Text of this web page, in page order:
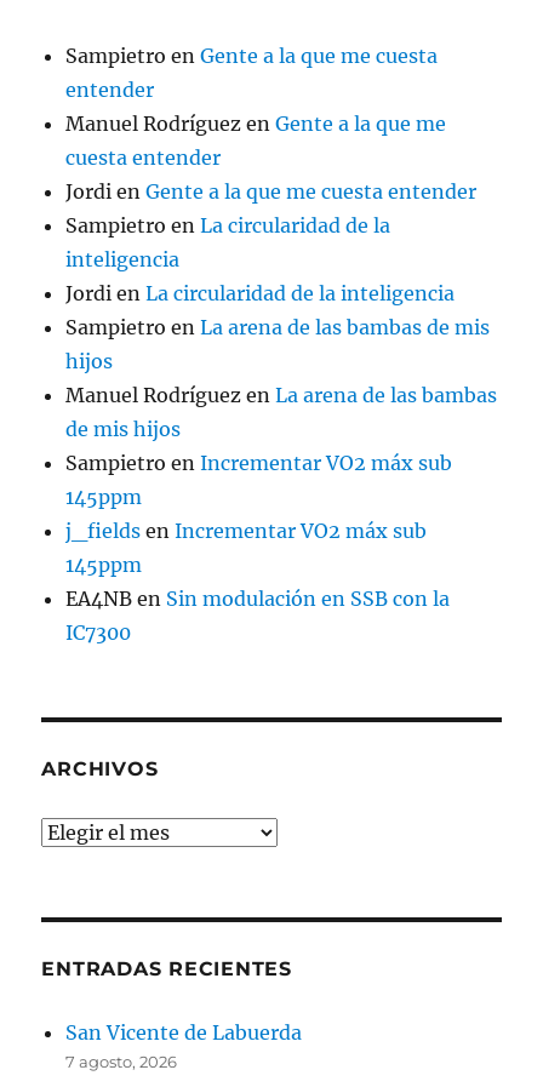
Sampietro enGente a la que me cuesta
entender
Manuel Rodríguez enGente a la que me
cuesta entender
Jordi enGente a la que me cuesta entender
Sampietro enLa circularidad de la
inteligencia
Jordi enLa circularidad de la inteligencia
Sampietro enLa arena de las bambas de mis
hijos
Manuel Rodríguez enLa arena de las bambas
de mis hijos
Sampietro enIncrementar VO2 máx sub
145ppm
j_fields enIncrementar VO2 máx sub
145ppm
EA4NB en Sin modulación en SSB con la
IC7300
ARCHIVOS
Archivos
ENTRADAS RECIENTES
San Vicente de Labuerda
7 agosto, 2026